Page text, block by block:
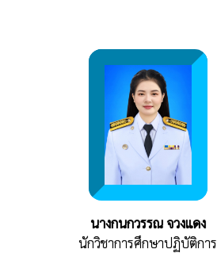
นางกนกวรรณ จวงแดง
นักวิชาการศึกษาปฏิบัติการ